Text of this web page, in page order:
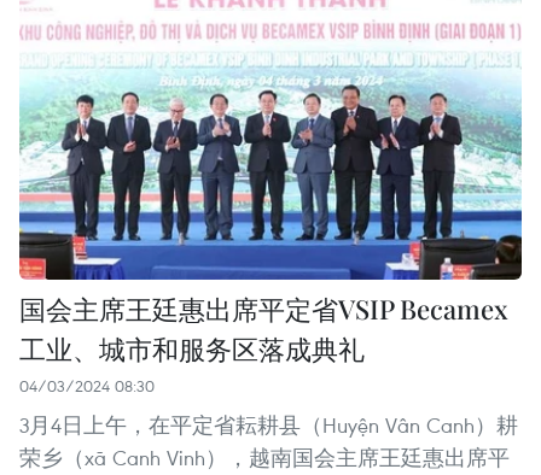
国会主席王廷惠出席平定省VSIP Becamex
工业、城市和服务区落成典礼
04/03/2024 08:30
3月4日上午，在平定省耘耕县（Huyện Vân Canh）耕
荣乡（xã Canh Vinh），越南国会主席王廷惠出席平